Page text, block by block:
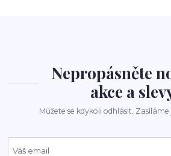
Nepropásněte
akce a
Můžete se kdykoli odhlásit. Zasíláme